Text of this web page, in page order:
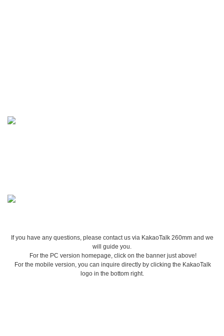
If you have any questions, please contact us via KakaoTalk 260mm and we
will guide you.
For the PC version homepage, click on the banner just above!
For the mobile version, you can inquire directly by clicking the KakaoTalk
logo in the bottom right.